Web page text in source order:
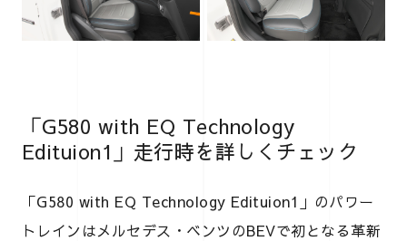
「G580 with EQ Technology
Edituion1」走行時を詳しくチェック
「G580 with EQ Technology Edituion1」のパワー
トレインはメルセデス・ベンツのBEVで初となる革新